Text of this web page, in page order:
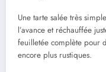
Une tarte salée très
l’avance et réchauffée
feuilletée complète pour
encore plus rustiques.